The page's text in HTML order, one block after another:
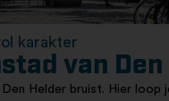
karakter
van
Den Helder bruist. Hier loop